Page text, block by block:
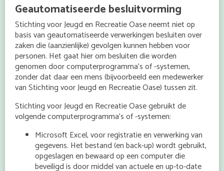
Geautomatiseerde besluitvorming
Stichting voor Jeugd en Recreatie Oase neemt niet op
basis van geautomatiseerde verwerkingen besluiten over
zaken die (aanzienlijke) gevolgen kunnen hebben voor
personen. Het gaat hier om besluiten die worden
genomen door computerprogramma’s of -systemen,
zonder dat daar een mens (bijvoorbeeld een medewerker
van Stichting voor Jeugd en Recreatie Oase) tussen zit.
Stichting voor Jeugd en Recreatie Oase gebruikt de
volgende computerprogramma’s of -systemen:
Microsoft Excel, voor registratie en verwerking van
gegevens. Het bestand (en back-up) wordt gebruikt,
opgeslagen en bewaard op een computer die
beveiligd is door middel van actuele en up-to-date